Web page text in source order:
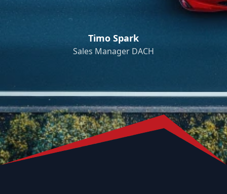
Timo Spark
Sales Manager DACH